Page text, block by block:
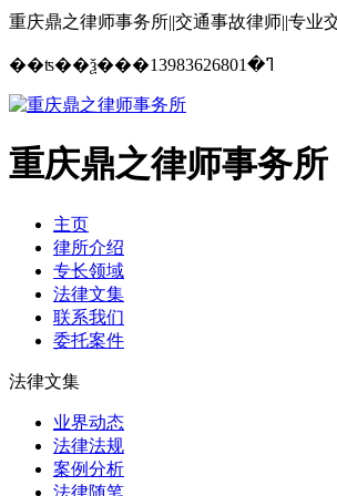
重庆鼎之律师事务所||交通事故律师||专业
��ʦ��ѯ���ߣ�13983626801
重庆鼎之律师事务所
主页
律所介绍
专长领域
法律文集
联系我们
委托案件
法律文集
业界动态
法律法规
案例分析
法律随笔